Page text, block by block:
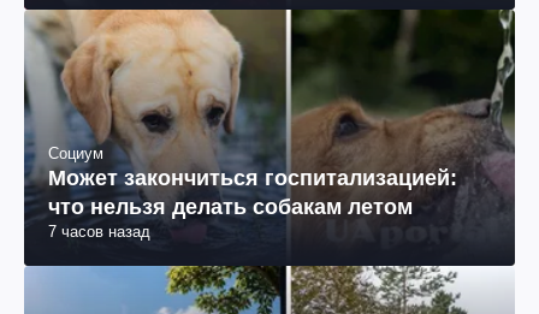
Социум
Может закончиться госпитализацией:
что нельзя делать собакам летом
7 часов назад